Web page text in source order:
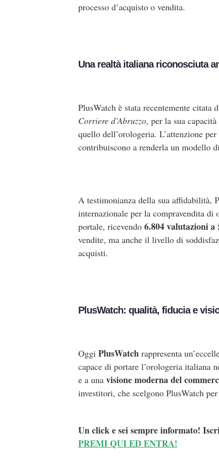
processo d’acquisto o vendita.
Una realtà italiana riconosciuta
PlusWatch è stata recentemente
Corriere d’Abruzzo, per la sua
quello dell’orologeria. L’attenzione
contribuiscono a renderla un modello
A testimonianza della sua affidabilità,
internazionale per la compravendita
portale, ricevendo 6.804 valutazioni a
vendite, ma anche il livello di
acquisti.
PlusWatch: qualità, fiducia e
Oggi PlusWatch rappresenta
capace di portare l’orologeria italiana
e a una visione moderna del
investitori, che scelgono PlusWatch
Un click e sei sempre informato!
PREMI QUI ED ENTRA!